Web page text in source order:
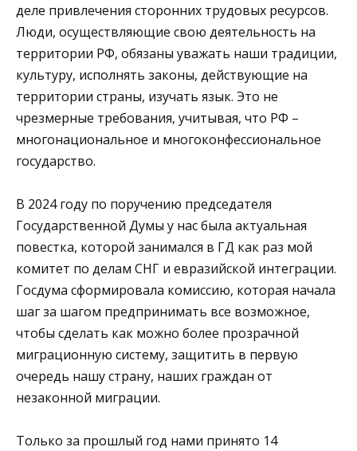
деле привлечения сторонних трудовых ресурсов.
Люди, осуществляющие свою деятельность на
территории РФ, обязаны уважать наши традиции,
культуру, исполнять законы, действующие на
территории страны, изучать язык. Это не
чрезмерные требования, учитывая, что РФ –
многонациональное и многоконфессиональное
государство.
В 2024 году по поручению председателя
Государственной Думы у нас была актуальная
повестка, которой занимался в ГД как раз мой
комитет по делам СНГ и евразийской интеграции.
Госдума сформировала комиссию, которая начала
шаг за шагом предпринимать все возможное,
чтобы сделать как можно более прозрачной
миграционную систему, защитить в первую
очередь нашу страну, наших граждан от
незаконной миграции.
Только за прошлый год нами принято 14